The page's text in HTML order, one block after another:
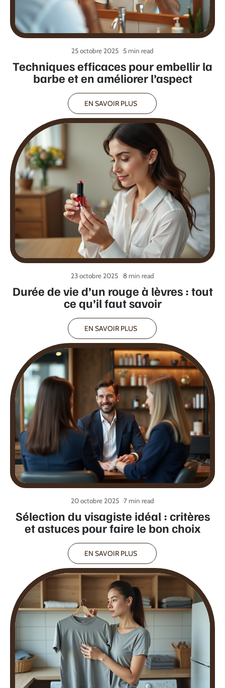
Techniques efficaces pour embellir la
barbe et en améliorer l’aspect
25 octobre 2025 5 min read
EN SAVOIR PLUS
Durée de vie d’un rouge à lèvres : tout
ce qu’il faut savoir
23 octobre 2025 8 min read
EN SAVOIR PLUS
Sélection du visagiste idéal : critères
et astuces pour faire le bon choix
20 octobre 2025 7 min read
EN SAVOIR PLUS